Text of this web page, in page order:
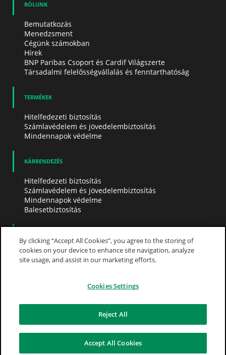
RÓLUNK
Bemutatkozás
Menedzsment
Cégünk számokban
Hírek
BNP Paribas Csoport és Cardif Világszerte
Társadalmi felelősségvállalás és fenntarthatóság
TERMÉKEK
Hitelfedezeti biztosítás
Számlavédelem és jövedelembiztosítás
Mindennapok védelme
KÁRRENDEZÉS
Hitelfedezeti biztosítás
Számlavédelem és jövedelembiztosítás
Mindennapok védelme
Balesetbiztosítás
Google
By clicking “Accept All Cookies”, you agree to the storing of
cookies on your device to enhance site navigation, analyze
site usage, and assist in our marketing efforts.
Cookies Settings
Reject All
Accept All Cookies